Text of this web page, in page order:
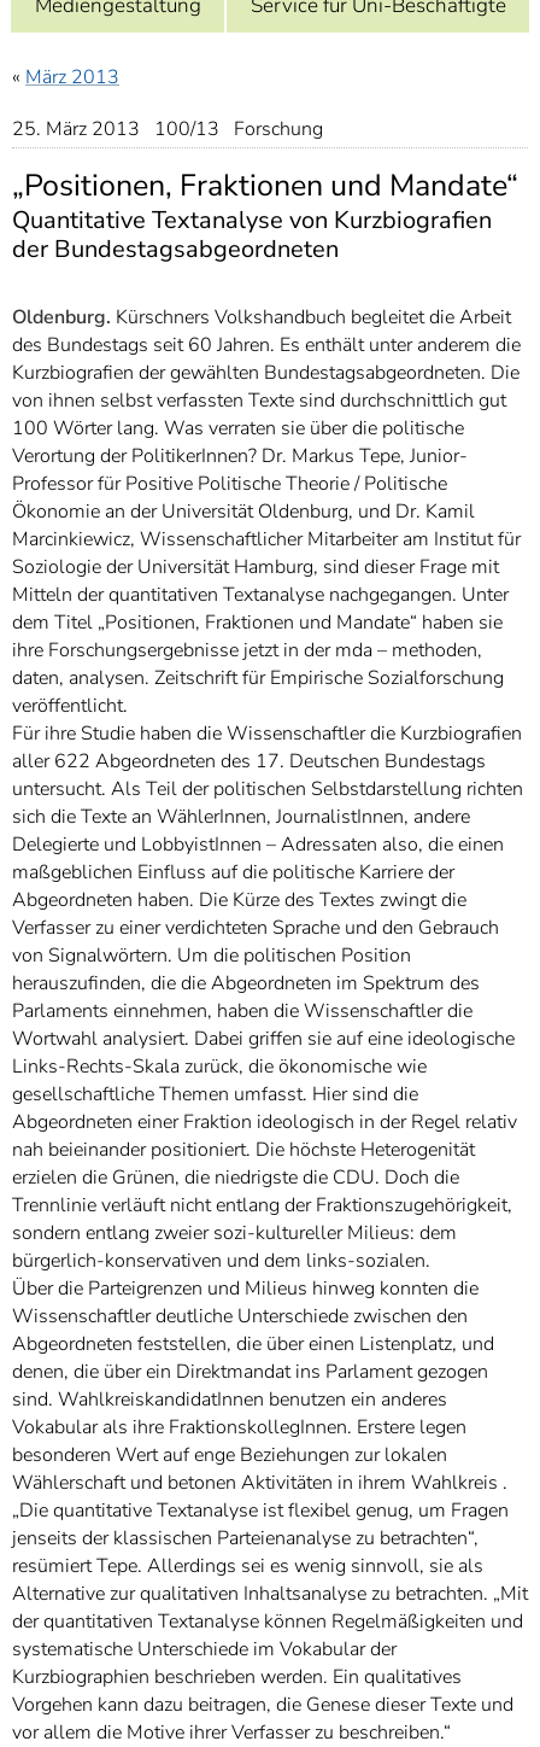
7]
Informationen zur
« März 2013
25. März 2013 100/13 Forschung
„Positionen, Fraktionen und Mandate“
Quantitative Textanalyse von Kurzbiografien
der Bundestagsabgeordneten
Oldenburg. Kürschners Volkshandbuch begleitet die Arbeit
des Bundestags seit 60 Jahren. Es enthält unter anderem die
Kurzbiografien der gewählten Bundestagsabgeordneten. Die
von ihnen selbst verfassten Texte sind durchschnittlich gut
100 Wörter lang. Was verraten sie über die politische
Verortung der PolitikerInnen? Dr. Markus Tepe, Junior-
Professor für Positive Politische Theorie / Politische
Ökonomie an der Universität Oldenburg, und Dr. Kamil
Marcinkiewicz, Wissenschaftlicher Mitarbeiter am Institut für
Soziologie der Universität Hamburg, sind dieser Frage mit
Mitteln der quantitativen Textanalyse nachgegangen. Unter
dem Titel „Positionen, Fraktionen und Mandate“ haben sie
ihre Forschungsergebnisse jetzt in der mda – methoden,
daten, analysen. Zeitschrift für Empirische Sozialforschung
veröffentlicht.
Für ihre Studie haben die Wissenschaftler die Kurzbiografien
aller 622 Abgeordneten des 17. Deutschen Bundestags
untersucht. Als Teil der politischen Selbstdarstellung richten
sich die Texte an WählerInnen, JournalistInnen, andere
Delegierte und LobbyistInnen – Adressaten also, die einen
maßgeblichen Einfluss auf die politische Karriere der
Abgeordneten haben. Die Kürze des Textes zwingt die
Verfasser zu einer verdichteten Sprache und den Gebrauch
von Signalwörtern. Um die politischen Position
herauszufinden, die die Abgeordneten im Spektrum des
Parlaments einnehmen, haben die Wissenschaftler die
Wortwahl analysiert. Dabei griffen sie auf eine ideologische
Links-Rechts-Skala zurück, die ökonomische wie
gesellschaftliche Themen umfasst. Hier sind die
Abgeordneten einer Fraktion ideologisch in der Regel relativ
nah beieinander positioniert. Die höchste Heterogenität
erzielen die Grünen, die niedrigste die CDU. Doch die
Trennlinie verläuft nicht entlang der Fraktionszugehörigkeit,
sondern entlang zweier sozi-kultureller Milieus: dem
bürgerlich-konservativen und dem links-sozialen.
Über die Parteigrenzen und Milieus hinweg konnten die
Wissenschaftler deutliche Unterschiede zwischen den
Abgeordneten feststellen, die über einen Listenplatz, und
denen, die über ein Direktmandat ins Parlament gezogen
sind. WahlkreiskandidatInnen benutzen ein anderes
Vokabular als ihre FraktionskollegInnen. Erstere legen
besonderen Wert auf enge Beziehungen zur lokalen
Wählerschaft und betonen Aktivitäten in ihrem Wahlkreis .
„Die quantitative Textanalyse ist flexibel genug, um Fragen
jenseits der klassischen Parteienanalyse zu betrachten“,
resümiert Tepe. Allerdings sei es wenig sinnvoll, sie als
Alternative zur qualitativen Inhaltsanalyse zu betrachten. „Mit
der quantitativen Textanalyse können Regelmäßigkeiten und
systematische Unterschiede im Vokabular der
Kurzbiographien beschrieben werden. Ein qualitatives
Vorgehen kann dazu beitragen, die Genese dieser Texte und
vor allem die Motive ihrer Verfasser zu beschreiben.“